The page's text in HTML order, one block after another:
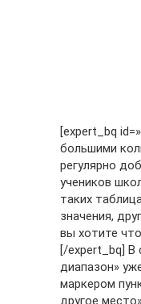
[expert_bq
большими
регулярно
учеников
таких
значения,
вы хотите
[/expert_bq]
диапазон»
маркером
другое